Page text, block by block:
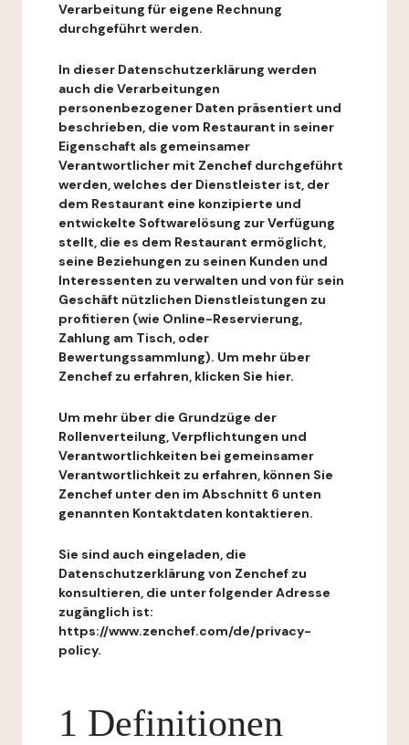
Verarbeitung für eigene Rechnung
durchgeführt werden.
In dieser Datenschutzerklärung werden
auch die Verarbeitungen
personenbezogener Daten präsentiert und
beschrieben, die vom Restaurant in seiner
Eigenschaft als gemeinsamer
Verantwortlicher mit Zenchef durchgeführt
werden, welches der Dienstleister ist, der
dem Restaurant eine konzipierte und
entwickelte Softwarelösung zur Verfügung
stellt, die es dem Restaurant ermöglicht,
seine Beziehungen zu seinen Kunden und
Interessenten zu verwalten und von für sein
Geschäft nützlichen Dienstleistungen zu
profitieren (wie Online-Reservierung,
Zahlung am Tisch, oder
Bewertungssammlung). Um mehr über
Zenchef zu erfahren, klicken Sie hier.
Um mehr über die Grundzüge der
Rollenverteilung, Verpflichtungen und
Verantwortlichkeiten bei gemeinsamer
Verantwortlichkeit zu erfahren, können Sie
Zenchef unter den im Abschnitt 6 unten
genannten Kontaktdaten kontaktieren.
Sie sind auch eingeladen, die
Datenschutzerklärung von Zenchef zu
konsultieren, die unter folgender Adresse
zugänglich ist:
https://www.zenchef.com/de/privacy-
policy.
1 Definitionen